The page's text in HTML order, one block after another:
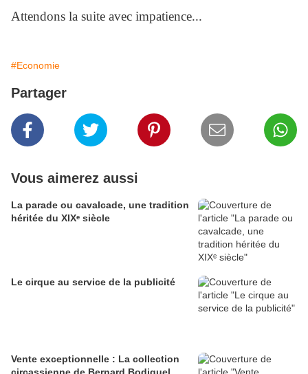
Attendons la suite avec impatience...
#Economie
Partager
Vous aimerez aussi
La parade ou cavalcade, une tradition
héritée du XIXᵉ siècle
Le cirque au service de la publicité
Vente exceptionnelle : La collection
circassienne de Bernard Bodiguel